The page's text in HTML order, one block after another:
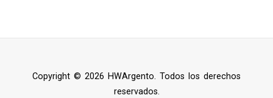
Copyright © 2026 HWArgento. Todos los derechos
reservados.